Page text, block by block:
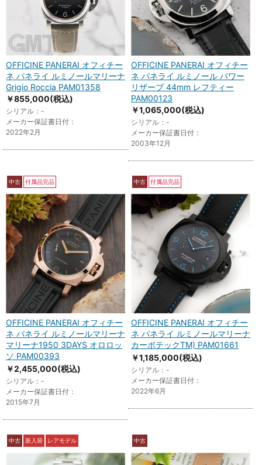
OFFICINE PANERAI オフィチー
ネ パネライ ルミノールマリーナ
Grigio Roccia PAM01358
￥855,000(税込)
シリアル：-
メーカー保証書日付：
2022年2月
OFFICINE PANERAI オフィチー
ネ パネライ ルミノール パワー
リザーブ 44mm レフティー
PAM00123
￥1,065,000(税込)
シリアル：-
メーカー保証書日付：
2003年12月
中古 付属品完品
OFFICINE PANERAI オフィチー
ネ パネライ ルミノールマリーナ
マリーナ1950 3DAYS オロロッ
ソ PAM00393
￥2,455,000(税込)
シリアル：-
メーカー保証書日付：
2015年7月
中古 付属品完品
OFFICINE PANERAI オフィチー
ネ パネライ ルミノールマリーナ
カーボテックTM) PAM01661
￥1,185,000(税込)
シリアル：-
メーカー保証書日付：
2022年6月
中古 新入荷 レアモデル 中古